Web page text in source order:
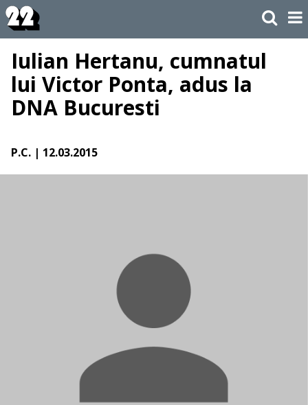
Iulian Hertanu, cumnatul
lui Victor Ponta, adus la
DNA Bucuresti
P.C. | 12.03.2015